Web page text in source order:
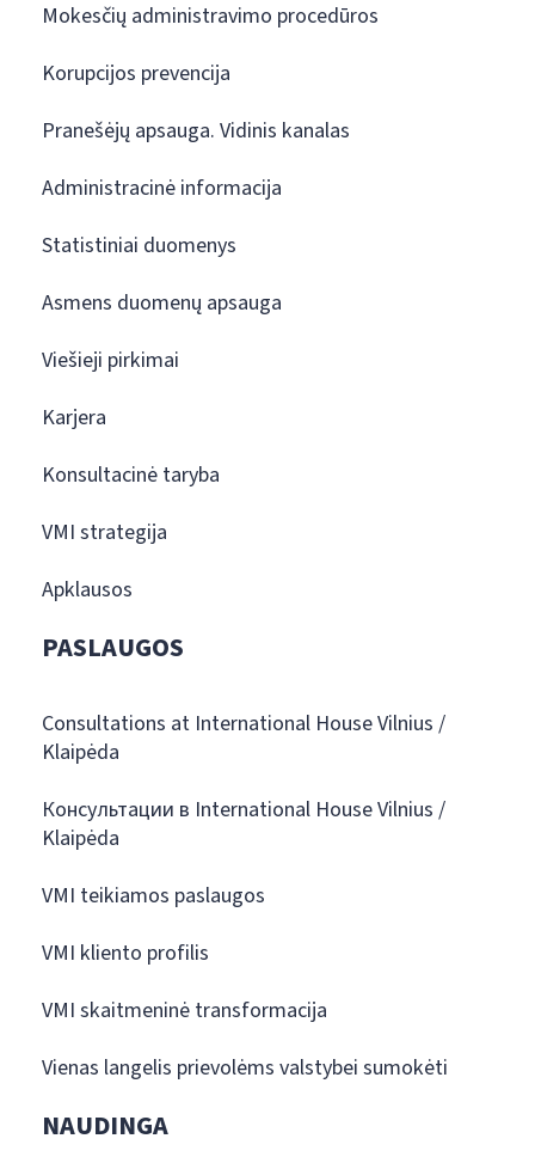
Mokesčių administravimo procedūros
Korupcijos prevencija
Pranešėjų apsauga. Vidinis kanalas
Administracinė informacija
Statistiniai duomenys
Asmens duomenų apsauga
Viešieji pirkimai
Karjera
Konsultacinė taryba
VMI strategija
Apklausos
PASLAUGOS
Consultations at International House Vilnius /
Klaipėda
Консультации в International House Vilnius /
Klaipėda
VMI teikiamos paslaugos
VMI kliento profilis
VMI skaitmeninė transformacija
Vienas langelis prievolėms valstybei sumokėti
NAUDINGA